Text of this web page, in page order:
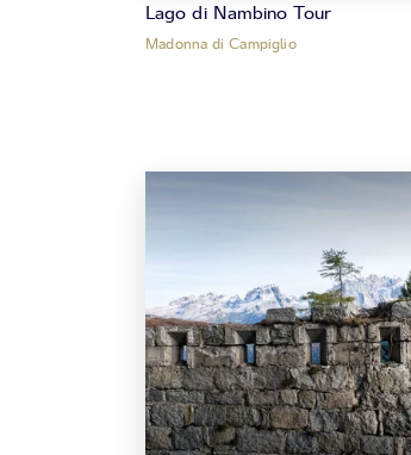
Lago di Nambino Tour
Madonna di Campiglio